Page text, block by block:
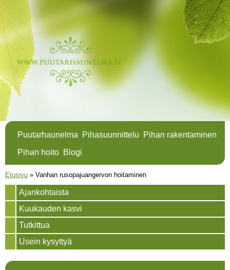
Puutarhaunelma Pihasuunnittelu
Pihan rakentaminen
Pihan hoito Blogi
Olet täällä
Etusivu » Vanhan rusopajuangervon hoitaminen
Ajankohtaista
Kuukauden kasvi
Tutkittua
Usein kysyttyä